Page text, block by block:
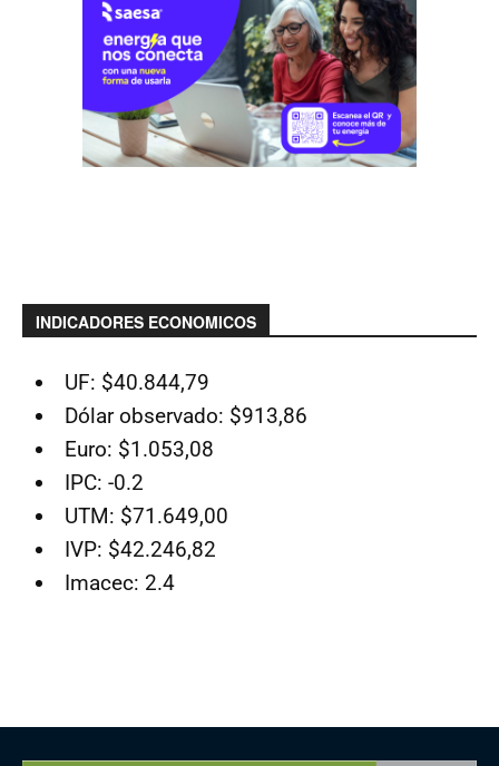
INDICADORES ECONOMICOS
UF: $40.844,79
Dólar observado: $913,86
Euro: $1.053,08
IPC: -0.2
UTM: $71.649,00
IVP: $42.246,82
Imacec: 2.4